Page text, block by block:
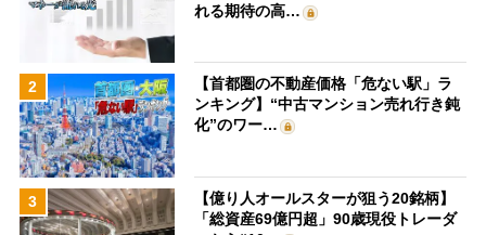
れる期待の高…
2
【首都圏の不動産価格「危ない駅」ラ
ンキング】“中古マンション売れ行き鈍
化”のワー…
3
【億り人オールスターが狙う20銘柄】
「総資産69億円超」90歳現役トレーダ